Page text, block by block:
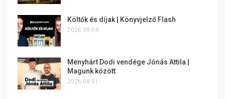
Költők és díjak | Könyvjelző Flash
2026.08.04.
Menyhárt Dodi vendége Jónás Attila |
Magunk között
2026.08.01.